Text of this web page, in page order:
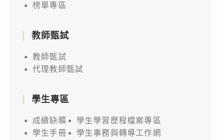
榜單專區
教師甄試
教師甄試
代理教師甄試
學生專區
成績缺曠
學生學習歷程檔案專區
學生手冊
學生事務與轉導工作網